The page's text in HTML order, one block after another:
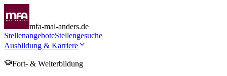
mfa-mal-anders.de
StellenangeboteStellengesuche
Ausbildung & Karriere
Fort- & Weiterbildung